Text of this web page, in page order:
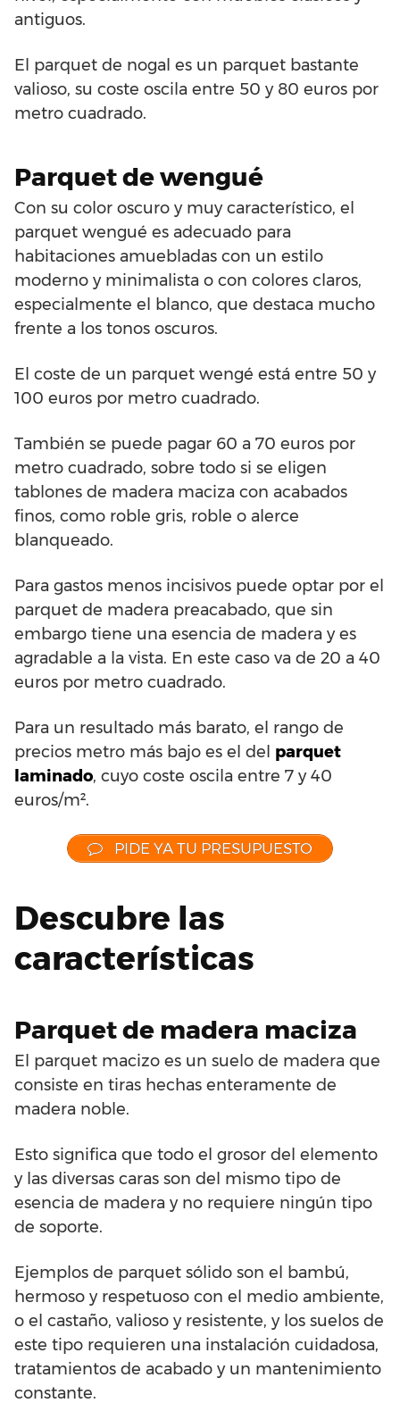
antiguos.
El parquet de nogal es un parquet bastante
valioso, su coste oscila entre 50 y 80 euros por
metro cuadrado.
Parquet de wengué
Con su color oscuro y muy característico, el
parquet wengué es adecuado para
habitaciones amuebladas con un estilo
moderno y minimalista o con colores claros,
especialmente el blanco, que destaca mucho
frente a los tonos oscuros.
El coste de un parquet wengé está entre 50 y
100 euros por metro cuadrado.
También se puede pagar 60 a 70 euros por
metro cuadrado, sobre todo si se eligen
tablones de madera maciza con acabados
finos, como roble gris, roble o alerce
blanqueado.
Para gastos menos incisivos puede optar por el
parquet de madera preacabado, que sin
embargo tiene una esencia de madera y es
agradable a la vista. En este caso va de 20 a 40
euros por metro cuadrado.
Para un resultado más barato, el rango de
precios metro más bajo es el del parquet
laminado, cuyo coste oscila entre 7 y 40
euros/m².
PIDE YA TU PRESUPUESTO
Descubre las
características
Parquet de madera maciza
El parquet macizo es un suelo de madera que
consiste en tiras hechas enteramente de
madera noble.
Esto significa que todo el grosor del elemento
y las diversas caras son del mismo tipo de
esencia de madera y no requiere ningún tipo
de soporte.
Ejemplos de parquet sólido son el bambú,
hermoso y respetuoso con el medio ambiente,
o el castaño, valioso y resistente, y los suelos de
este tipo requieren una instalación cuidadosa,
tratamientos de acabado y un mantenimiento
constante.